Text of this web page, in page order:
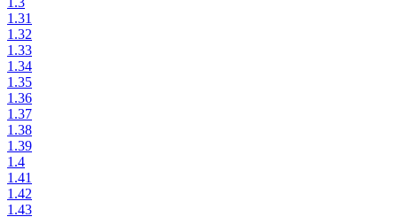
1.31
1.32
1.33
1.34
1.35
1.36
1.37
1.38
1.39
1.4
1.41
1.42
1.43